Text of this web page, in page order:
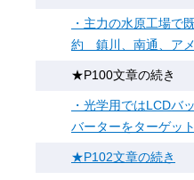
・主力の水原工場で
約 鎮川、南通、ア
★P100文章の続き
・光学用ではLCD
バーターをターゲッ
★P102文章の続き